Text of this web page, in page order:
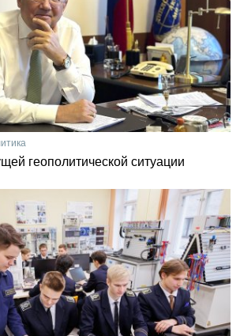
геополитической ситуации